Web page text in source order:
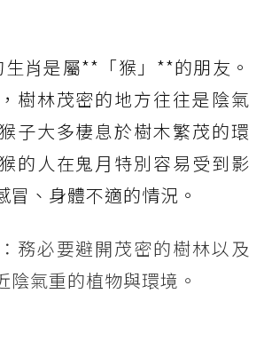
肖是屬**「猴」**的朋友。
樹林茂密的地方往往是陰氣
子大多棲息於樹木繁茂的環
的人在鬼月特別容易受到影
冒、身體不適的情況。
務必要避開茂密的樹林以及
陰氣重的植物與環境。